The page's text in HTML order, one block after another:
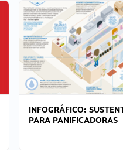
INFOGRÁFICO:
PARA PANIFICADORAS